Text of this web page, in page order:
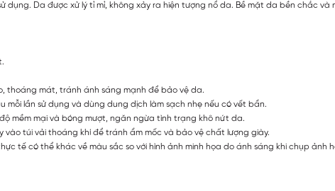
dụng. Da được xử lý tỉ mỉ, không xảy ra hiện tượng nổ da. Bề mặt da bền chắc và
thoáng mát, tránh ánh sáng mạnh để bảo vệ da.
mỗi lần sử dụng và dùng dung dịch làm sạch nhẹ nếu có vết bẩn.
mềm mại và bóng mượt, ngăn ngừa tình trạng khô nứt da.
vào túi vải thoáng khí để tránh ẩm mốc và bảo vệ chất lượng giày.
tế có thể khác về màu sắc so với hình ảnh minh họa do ánh sáng khi chụp